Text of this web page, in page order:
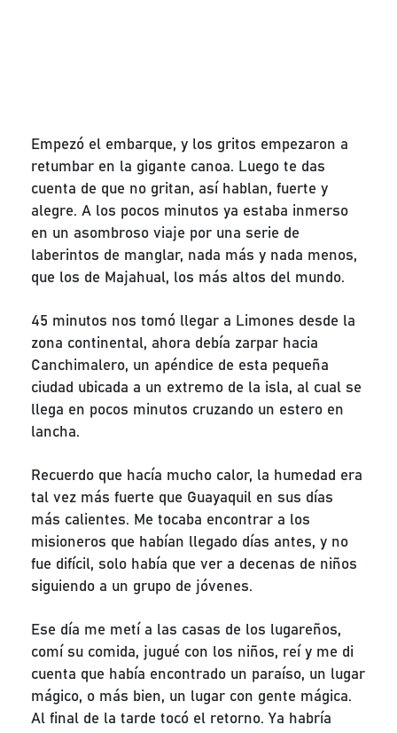
Empezó el embarque, y los gritos empezaron a
retumbar en la gigante canoa. Luego te das
cuenta de que no gritan, así hablan, fuerte y
alegre. A los pocos minutos ya estaba inmerso
en un asombroso viaje por una serie de
laberintos de manglar, nada más y nada menos,
que los de Majahual, los más altos del mundo.
45 minutos nos tomó llegar a Limones desde la
zona continental, ahora debía zarpar hacia
Canchimalero, un apéndice de esta pequeña
ciudad ubicada a un extremo de la isla, al cual se
llega en pocos minutos cruzando un estero en
lancha.
Recuerdo que hacía mucho calor, la humedad era
tal vez más fuerte que Guayaquil en sus días
más calientes. Me tocaba encontrar a los
misioneros que habían llegado días antes, y no
fue difícil, solo había que ver a decenas de niños
siguiendo a un grupo de jóvenes.
Ese día me metí a las casas de los lugareños,
comí su comida, jugué con los niños, reí y me di
cuenta que había encontrado un paraíso, un lugar
mágico, o más bien, un lugar con gente mágica.
Al final de la tarde tocó el retorno. Ya habría